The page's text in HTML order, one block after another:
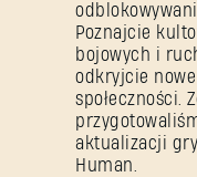
Poznajcie
bojowych i
odkryjcie
społeczności.
aktualizacji
Human.